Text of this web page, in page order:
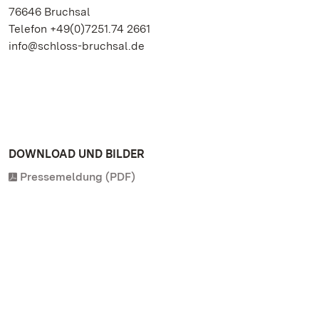
76646 Bruchsal
Telefon +49(0)7251.74 2661
info@schloss-bruchsal.de
DOWNLOAD UND BILDER
Pressemeldung (PDF)